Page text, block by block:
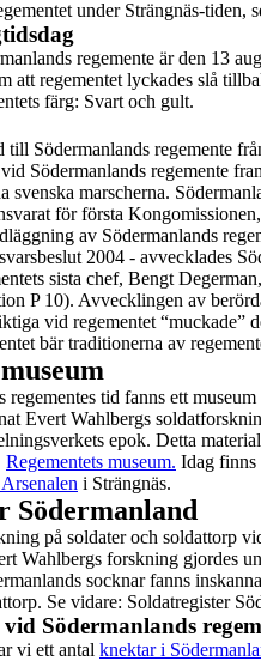
under Strängnäs-tiden,
regemente är den 13
att regementet lyckades slå
färg: Svart och gult.
till Södermanlands regemente
Södermanlands regemente
svenska marscherna.
för första
av Södermanlands
2004 - avvecklades
sista chef, Bengt
P 10). Avvecklingen av
vid regementet “muckade”
bär traditionerna av
regementes tid fanns ett museum
Evert Wahlbergs
epok. Detta
Regementets museum. Idag finns
i Strängnäs.
Södermanland
på soldater och soldattorp
Wahlbergs forskning gjordes
socknar fanns
Se vidare: Soldatregister
Södermanlands
vi ett antal knektar i